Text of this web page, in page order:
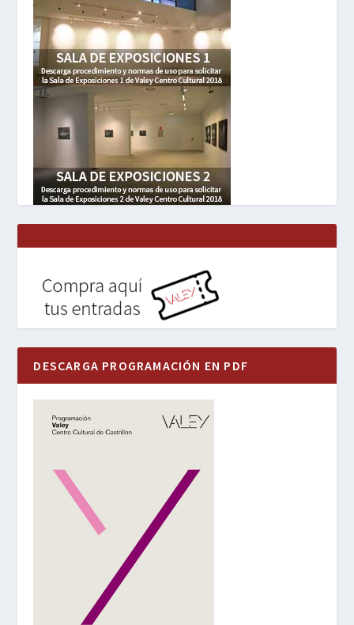
DESCARGA PROGRAMACIÓN EN PDF